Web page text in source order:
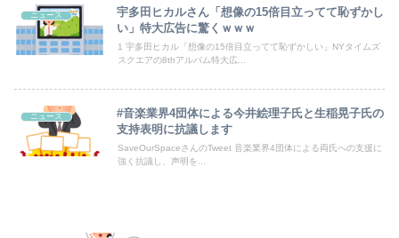
「人間と獣人が共存する社会」を描いた深夜アニメに喫煙、違法薬物の連想シーンも…視聴者批判でBPO議論
【動画】YouTuber山口達也さん、チェンソーで竹を切るだけで600万再生ｗｗｗｗｗｗｗｗ
【朗報】ガチのおひさまの本棚、ガチでエグいwwwwwwww
ニュース
宇多田ヒカルさん「想像の15倍目立ってて恥ずかし
い」特大広告に驚くｗｗｗ
1 宇多田ヒカル「想像の15倍目立ってて恥ずかしい」NYタイムズ
スクエアの8thアルバム特大広...
ニュース
#音楽業界4団体による今井絵理子氏と生稲晃子氏の
支持表明に抗議します
SaveOurSpaceさんのTweet 音楽業界4団体による両氏への支援に
強く抗議し、声明を...